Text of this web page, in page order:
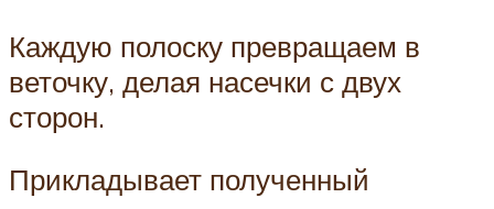
Каждую полоску превращаем в
веточку, делая насечки с двух
сторон.
Прикладывает полученный